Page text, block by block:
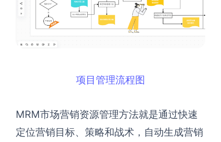
项目管理流程图
MRM市场营销资源管理方法就是通过快速
定位营销目标、策略和战术，自动生成营销